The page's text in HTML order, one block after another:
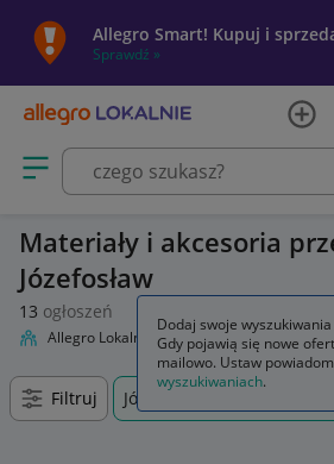
Allegro Smart! Kupuj i
Sprawdź »
Otwórz menu z kategoriami
Materiały i akcesoria
Józefosław
13 ogłoszeń
Allegro Lokalnie Firma i usługi
Filtruj Józefosław, Mazowieckie,
Dodaj swoje
Gdy pojawią się nowe
mailowo. Ustaw
wyszukiwaniach.